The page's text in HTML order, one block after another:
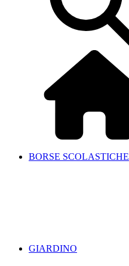
BORSE SCOLASTICHE
GIARDINO